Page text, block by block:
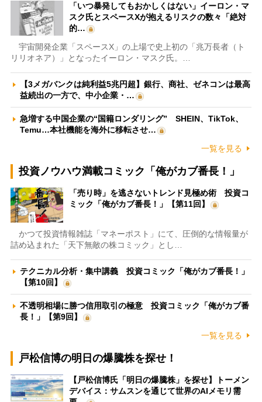
「いつ暴発してもおかしくはない」イーロン・マ
スク氏とスペースXが抱えるリスクの数々「絶対
的…
宇宙開発企業「スペースX」の上場で史上初の「兆万長者（ト
リリオネア）」となったイーロン・マスク氏。…
【3メガバンクは純利益5兆円超】銀行、商社、ゼネコンは最高
益続出の一方で、中小企業・…
急増する中国企業の“国籍ロンダリング” SHEIN、TikTok、
Temu…本社機能を海外に移転させ…
一覧を見る
投資ノウハウ満載コミック「俺がカブ番長！」
「売り時」を逃さないトレンド見極め術 投資コ
ミック「俺がカブ番長！」【第11回】
かつて投資情報雑誌「マネーポスト」にて、圧倒的な情報量が
詰め込まれた「天下無敵の株コミック」とし…
テクニカル分析・集中講義 投資コミック「俺がカブ番長！」
【第10回】
不透明相場に勝つ信用取引の極意 投資コミック「俺がカブ番
長！」【第9回】
一覧を見る
戸松信博の明日の爆騰株を探せ！
【戸松信博氏「明日の爆騰株」を探せ】トーメン
デバイス：サムスンを通じて世界のAIメモリ需